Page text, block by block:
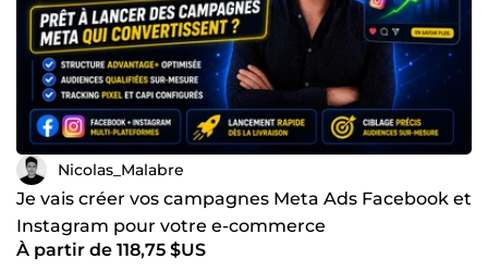
Nicolas_Malabre
Je vais créer vos campagnes Meta Ads Facebook et
Instagram pour votre e-commerce
À partir de 118,75 $US